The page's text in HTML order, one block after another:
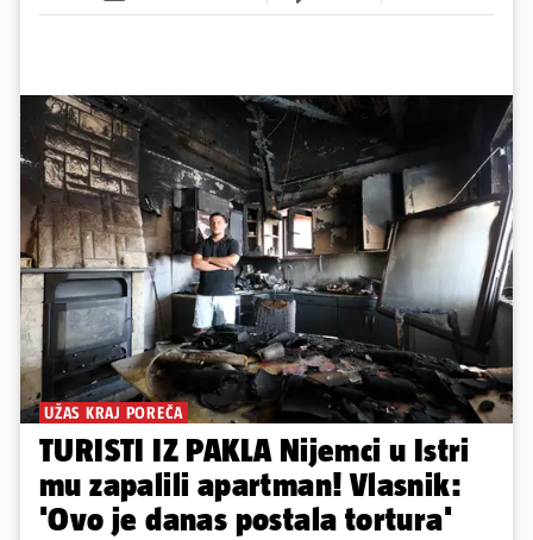
UŽAS KRAJ POREČA
TURISTI IZ PAKLA Nijemci u Istri
mu zapalili apartman! Vlasnik:
'Ovo je danas postala tortura'